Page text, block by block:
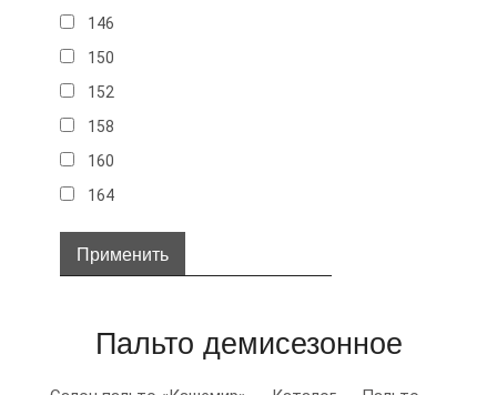
146
150
152
158
160
164
32
34
38
Пальто демисезонное